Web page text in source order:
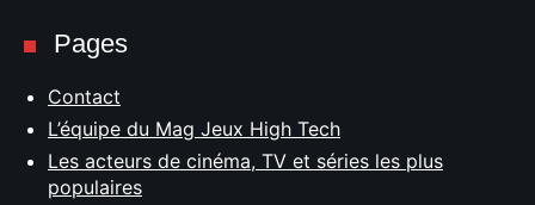
Pages
Contact
L’équipe du Mag Jeux High Tech
Les acteurs de cinéma, TV et séries les plus
populaires